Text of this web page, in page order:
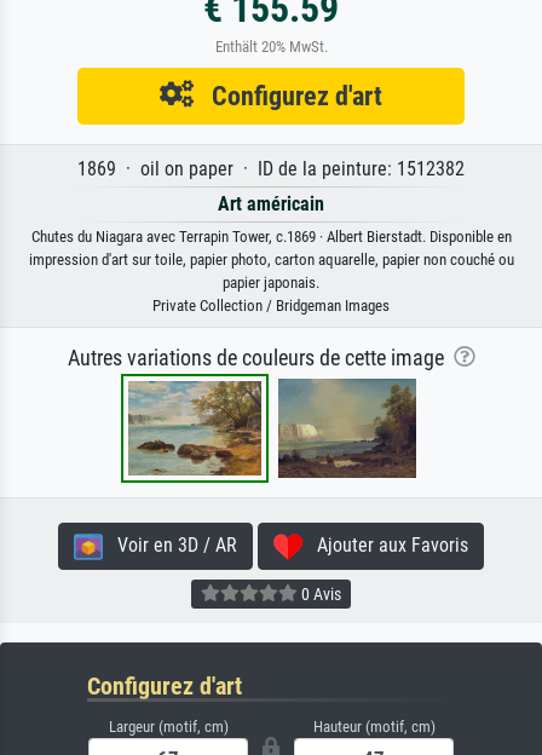
Enthält 20% MwSt.
Configurez d'art
1869 · oil on paper · ID de la peinture: 1512382
Art américain
Chutes du Niagara avec Terrapin Tower, c.1869 · Albert Bierstadt. Disponible en
impression d'art sur toile, papier photo, carton aquarelle, papier non couché ou
papier japonais.
Private Collection / Bridgeman Images
Autres variations de couleurs de cette image
Voir en 3D / AR Ajouter aux Favoris
0 Avis
Configurez d'art
Largeur (motif, cm) Hauteur (motif, cm)